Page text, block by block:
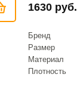
1630 руб.
Бренд
Размер
Материал
Плотность